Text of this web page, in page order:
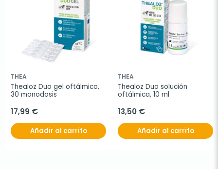
THEA
Thealoz Duo gel oftálmico,
30 monodosis
17,99 €
Añadir al carrito
THEA
Thealoz Duo solución
oftálmica, 10 ml
13,50 €
Añadir al carrito